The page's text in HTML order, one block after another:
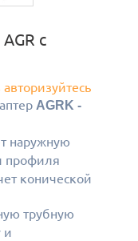
с
AGRK -
наружную
профиля
конической
трубную
и